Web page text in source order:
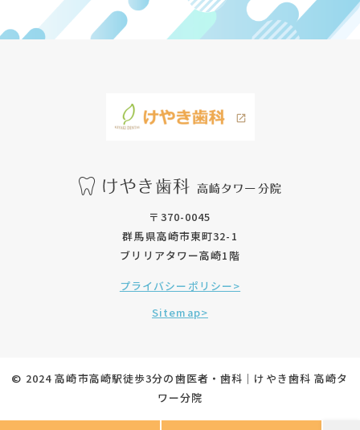
〒370-0045
群馬県高崎市東町32-1
ブリリアタワー高崎1階
プライバシーポリシー>
Sitemap>
© 2024 高崎市高崎駅徒歩3分の歯医者・歯科｜けやき歯科 高崎タ
ワー分院